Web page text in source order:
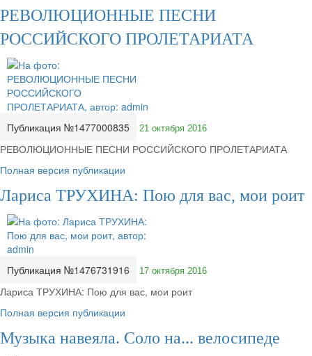
РЕВОЛЮЦИОННЫЕ ПЕСНИ
РОССИЙСКОГО ПРОЛЕТАРИАТА
Публикация №1477000835 21 октября 2016
РЕВОЛЮЦИОННЫЕ ПЕСНИ РОССИЙСКОГО ПРОЛЕТАРИАТА
Полная версия публикации
Лариса ТРУХИНА: Пою для вас, мои роит
Публикация №1476731916 17 октября 2016
Лариса ТРУХИНА: Пою для вас, мои роит
Полная версия публикации
Музыка навеяла. Соло на... велосипеде